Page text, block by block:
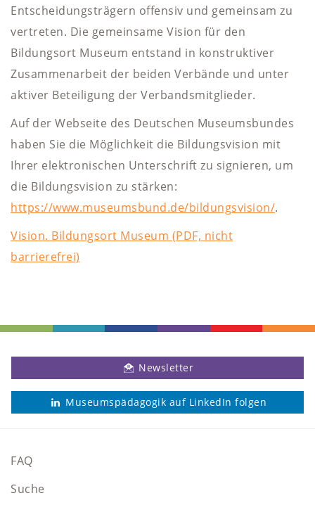
Entscheidungsträgern offensiv und gemeinsam zu
vertreten. Die gemeinsame Vision für den
Bildungsort Museum entstand in konstruktiver
Zusammenarbeit der beiden Verbände und unter
aktiver Beteiligung der Verbandsmitglieder.
Auf der Webseite des Deutschen Museumsbundes
haben Sie die Möglichkeit die Bildungsvision mit
Ihrer elektronischen Unterschrift zu signieren, um
die Bildungsvision zu stärken:
https://www.museumsbund.de/bildungsvision/.
Vision. Bildungsort Museum (PDF, nicht
barrierefrei)
Newsletter
Museumspädagogik auf LinkedIn folgen
FAQ
Suche